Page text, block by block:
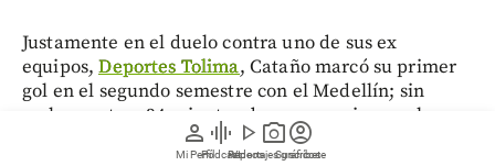
person
Mi Perfil
graphic_eq
Pódcast
play_arrow
Videos
photo_camera
Reportajes gráficos
account_circle
Suscríbete
Justamente en el duelo contra uno de sus ex
equipos,Deportes Tolima, Cataño marcó su primer
gol en el segundo semestre con el Medellín; sin
embargo, tras 34 minutos de compromiso en el
Manuel Murillo Toro, el volante creativo salió del